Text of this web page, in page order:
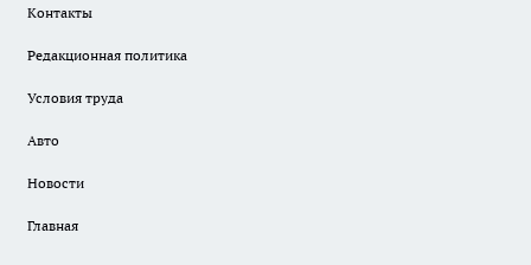
Контакты
Редакционная политика
Условия труда
Авто
Новости
Главная